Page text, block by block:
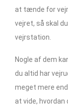
at tænde for
vejret, så skal
vejrstation.
Nogle af dem
du altid har
meget mere
at vide, hvordan